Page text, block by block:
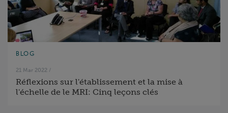
BLOG
21 Mar 2022 /
Réflexions sur l'établissement et la mise à
l'échelle de le MRI: Cinq leçons clés